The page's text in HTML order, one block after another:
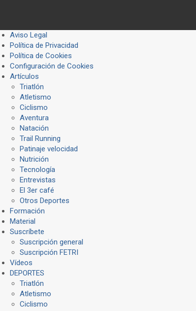
Aviso Legal
Política de Privacidad
Política de Cookies
Configuración de Cookies
Artículos
Triatlón
Atletismo
Ciclismo
Aventura
Natación
Trail Running
Patinaje velocidad
Nutrición
Tecnología
Entrevistas
El 3er café
Otros Deportes
Formación
Material
Suscríbete
Suscripción general
Suscripción FETRI
Vídeos
DEPORTES
Triatlón
Atletismo
Ciclismo